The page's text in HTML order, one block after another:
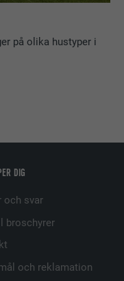
på olika hustyper i
DIG
och svar
broschyrer
och reklamation
av inbäddade